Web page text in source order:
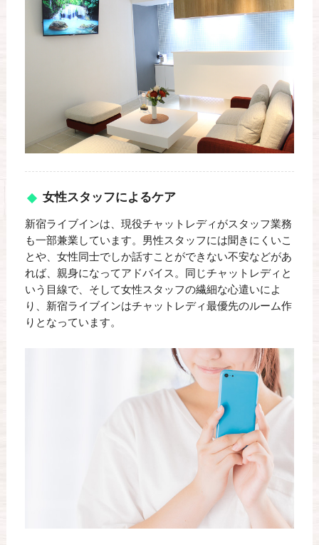
女性スタッフによるケア
新宿ライブインは、現役チャットレディがスタッフ業務
も一部兼業しています。男性スタッフには聞きにくいこ
とや、女性同士でしか話すことができない不安などがあ
れば、親身になってアドバイス。同じチャットレディと
いう目線で、そして女性スタッフの繊細な心遣いによ
り、新宿ライブインはチャットレディ最優先のルーム作
りとなっています。